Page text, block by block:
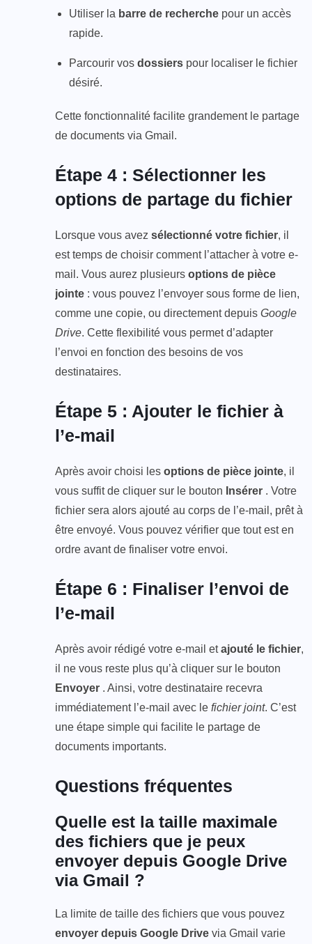
Utiliser la barre de recherche pour un accès
rapide.
Parcourir vos dossiers pour localiser le fichier
désiré.
Cette fonctionnalité facilite grandement le partage
de documents via Gmail.
Étape 4 : Sélectionner les
options de partage du fichier
Lorsque vous avez sélectionné votre fichier, il
est temps de choisir comment l’attacher à votre e-
mail. Vous aurez plusieurs options de pièce
jointe : vous pouvez l’envoyer sous forme de lien,
comme une copie, ou directement depuis Google
Drive. Cette flexibilité vous permet d’adapter
l’envoi en fonction des besoins de vos
destinataires.
Étape 5 : Ajouter le fichier à
l’e-mail
Après avoir choisi les options de pièce jointe, il
vous suffit de cliquer sur le bouton Insérer . Votre
fichier sera alors ajouté au corps de l’e-mail, prêt à
être envoyé. Vous pouvez vérifier que tout est en
ordre avant de finaliser votre envoi.
Étape 6 : Finaliser l’envoi de
l’e-mail
Après avoir rédigé votre e-mail etajouté le fichier,
il ne vous reste plus qu’à cliquer sur le bouton
Envoyer . Ainsi, votre destinataire recevra
immédiatement l’e-mail avec le fichier joint. C’est
une étape simple qui facilite le partage de
documents importants.
Questions fréquentes
Quelle est la taille maximale
des fichiers que je peux
envoyer depuis Google Drive
via Gmail ?
La limite de taille des fichiers que vous pouvez
envoyer depuis Google Drive via Gmail varie